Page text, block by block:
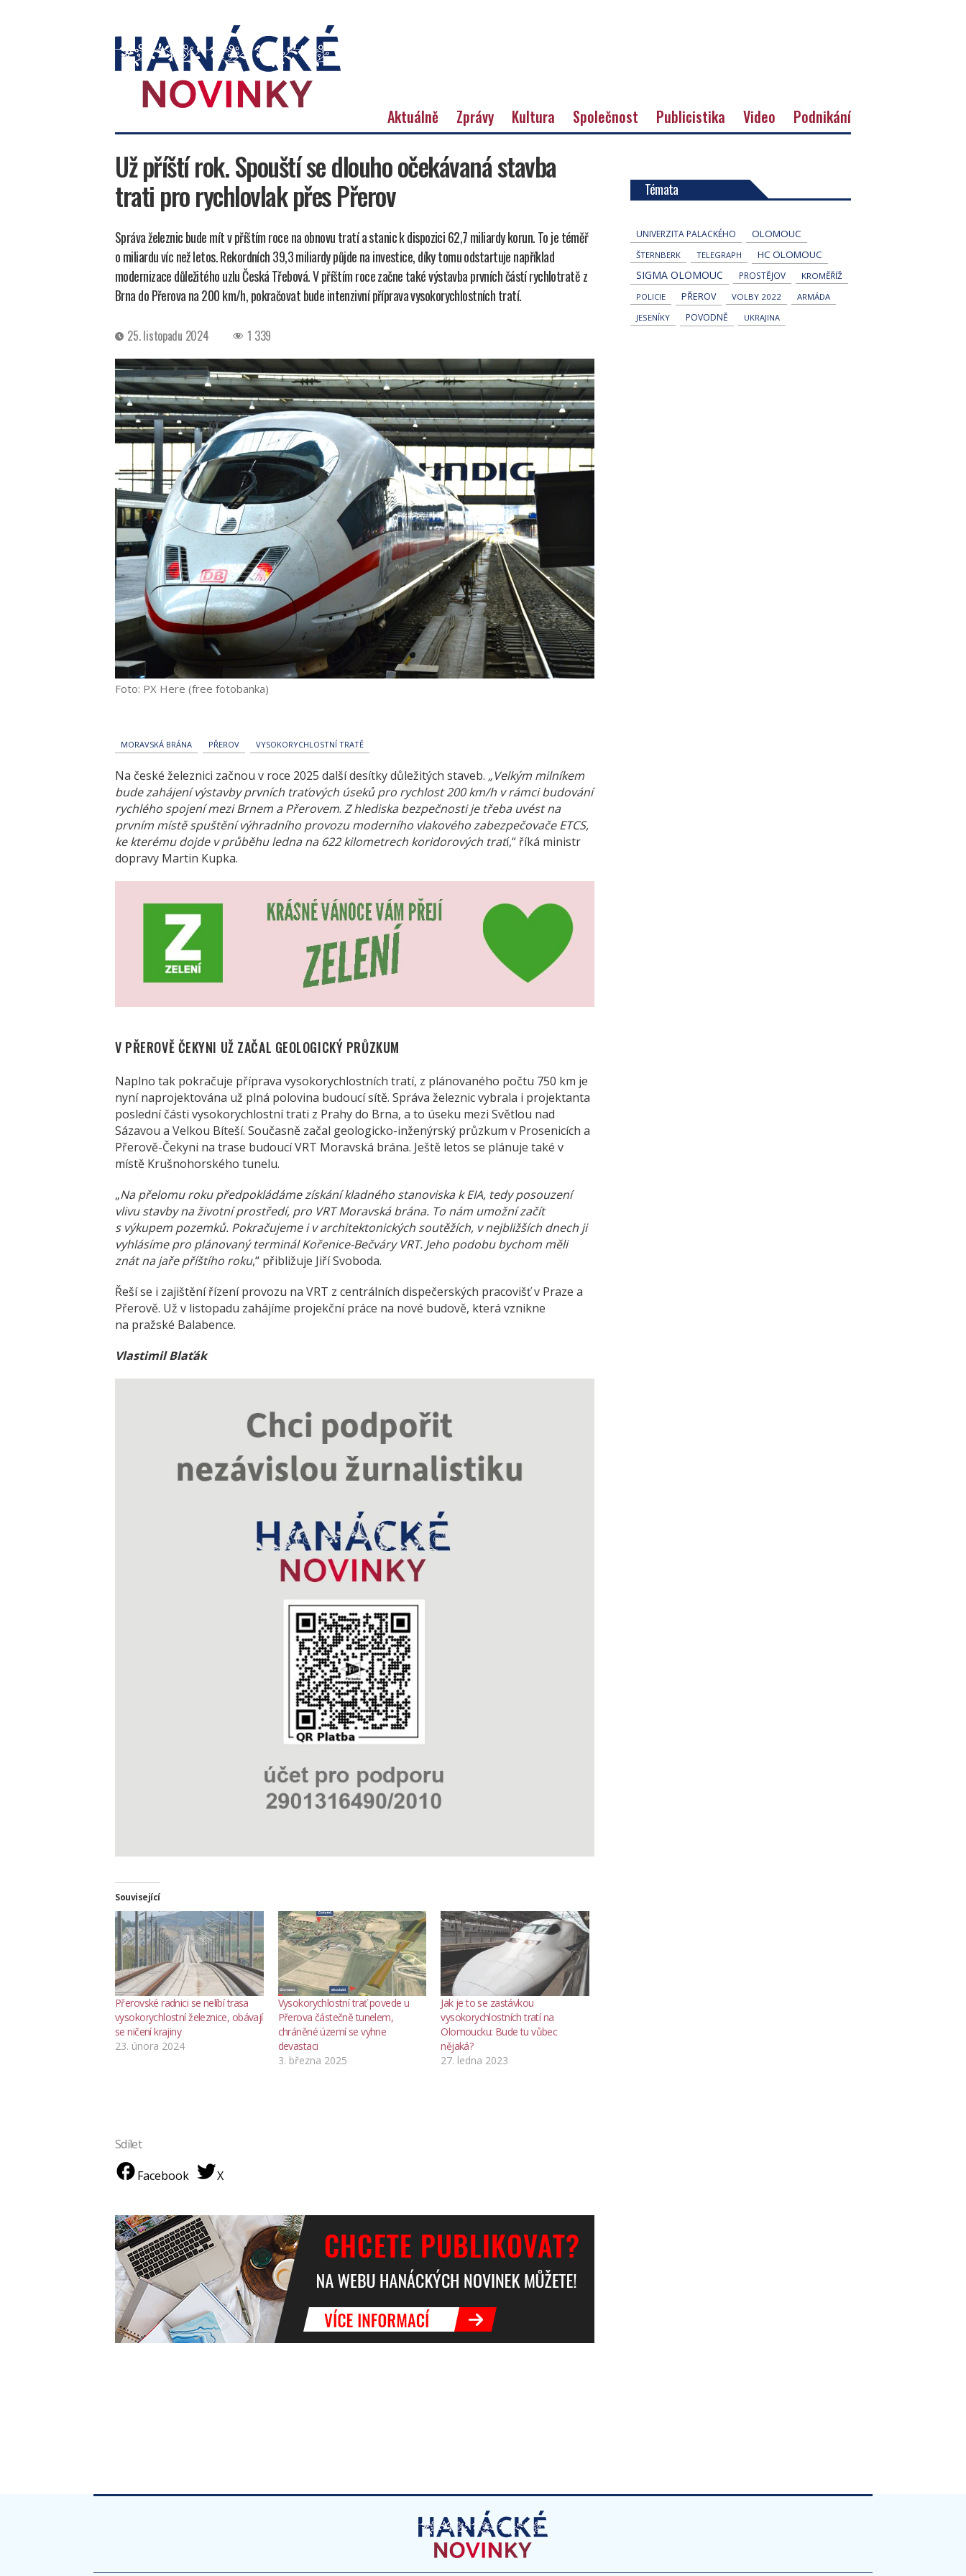
novinky
Aktuálně Zprávy Kultura Společnost Publicistika Video Podnikání
Už příští rok. Spouští se dlouho očekávaná stavba
trati pro rychlovlak přes Přerov
Správa železnic bude mít v příštím roce na obnovu tratí a stanic k dispozici 62,7 miliardy korun. To je téměř
o miliardu víc než letos. Rekordních 39,3 miliardy půjde na investice, díky tomu odstartuje například
modernizace důležitého uzlu Česká Třebová. V příštím roce začne také výstavba prvních částí rychlotratě z
Brna do Přerova na 200 km/h, pokračovat bude intenzivní příprava vysokorychlostních tratí.
Datum
příspěvku
25. listopadu 2024 1 339
Foto: PX Here (free fotobanka)
MORAVSKÁ BRÁNA PŘEROV VYSOKORYCHLOSTNÍ TRATĚ
Na české železnici začnou v roce 2025 další desítky důležitých staveb. „Velkým milníkem
bude zahájení výstavby prvních traťových úseků pro rychlost 200 km/h v rámci budování
rychlého spojení mezi Brnem a Přerovem. Z hlediska bezpečnosti je třeba uvést na
prvním místě spuštění výhradního provozu moderního vlakového zabezpečovače ETCS,
ke kterému dojde v průběhu ledna na 622 kilometrech koridorových tratí,“ říká ministr
dopravy Martin Kupka.
V PŘEROVĚ ČEKYNI UŽ ZAČAL GEOLOGICKÝ PRŮZKUM
Naplno tak pokračuje příprava vysokorychlostních tratí, z plánovaného počtu 750 km je
nyní naprojektována už plná polovina budoucí sítě. Správa železnic vybrala i projektanta
poslední části vysokorychlostní trati z Prahy do Brna, a to úseku mezi Světlou nad
Sázavou a Velkou Bíteší. Současně začal geologicko-inženýrský průzkum v Prosenicích a
Přerově-Čekyni na trase budoucí VRT Moravská brána. Ještě letos se plánuje také v
místě Krušnohorského tunelu.
„Na přelomu roku předpokládáme získání kladného stanoviska k EIA, tedy posouzení
vlivu stavby na životní prostředí, pro VRT Moravská brána. To nám umožní začít
s výkupem pozemků. Pokračujeme i v architektonických soutěžích, v nejbližších dnech ji
vyhlásíme pro plánovaný terminál Kořenice-Bečváry VRT. Jeho podobu bychom měli
znát na jaře příštího roku,“ přibližuje Jiří Svoboda.
Řeší se i zajištění řízení provozu na VRT z centrálních dispečerských pracovišť v Praze a
Přerově. Už v listopadu zahájíme projekční práce na nové budově, která vznikne
na pražské Balabence.
Vlastimil Blaťák
Související
Přerovské radnici se nelíbí trasa
vysokorychlostní železnice, obávají
se ničení krajiny
23. února 2024
Vysokorychlostní trať povede u
Přerova částečně tunelem,
chráněné území se vyhne
devastaci
3. března 2025
Jak je to se zastávkou
vysokorychlostních tratí na
Olomoucku: Bude tu vůbec
nějaká?
27. ledna 2023
Sdílet
Facebook
X
Témata
UNIVERZITA PALACKÉHO OLOMOUC
ŠTERNBERK TELEGRAPH HC OLOMOUC
SIGMA OLOMOUC PROSTĚJOV
KROMĚŘÍŽ
POLICIE
PŘEROV VOLBY 2022
ARMÁDA
JESENÍKY
POVODNĚ UKRAJINA